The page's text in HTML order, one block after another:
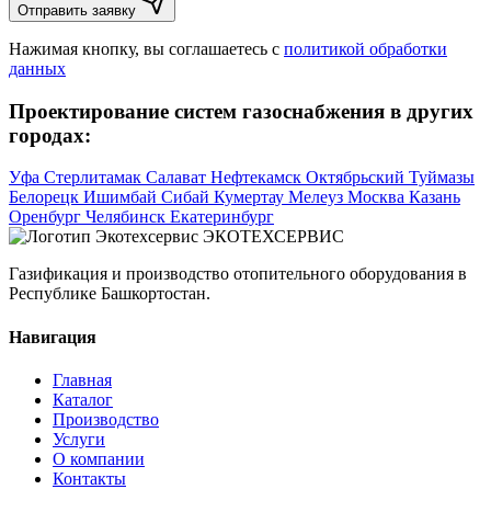
Отправить заявку
Нажимая кнопку, вы соглашаетесь с политикой обработки
данных
Проектирование систем газоснабжения в других
городах:
Уфа Стерлитамак Салават Нефтекамск Октябрьский Туймазы
Белорецк Ишимбай Сибай Кумертау Мелеуз Москва Казань
Оренбург Челябинск Екатеринбург
ЭКОТЕХСЕРВИС
Газификация и производство отопительного оборудования в
Республике Башкортостан.
Навигация
Главная
Каталог
Производство
Услуги
О компании
Контакты